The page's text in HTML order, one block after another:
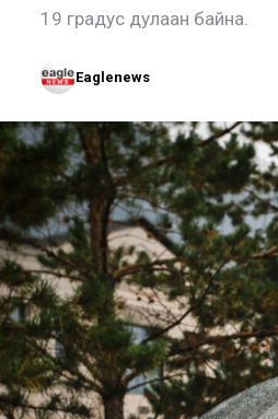
19 градус дулаан байна.
Eaglenews